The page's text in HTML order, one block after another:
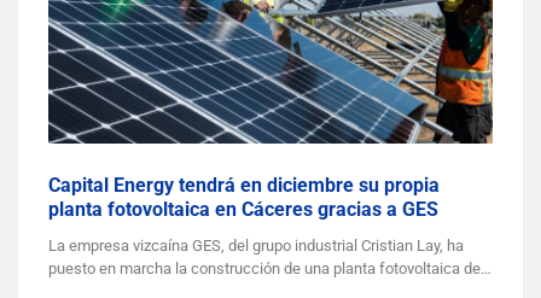
Capital Energy tendrá en diciembre su propia
planta fotovoltaica en Cáceres gracias a GES
La empresa vizcaína GES, del grupo industrial Cristian Lay, ha
puesto en marcha la construcción de una planta fotovoltaica de…